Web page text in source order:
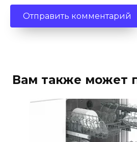
Вам также может